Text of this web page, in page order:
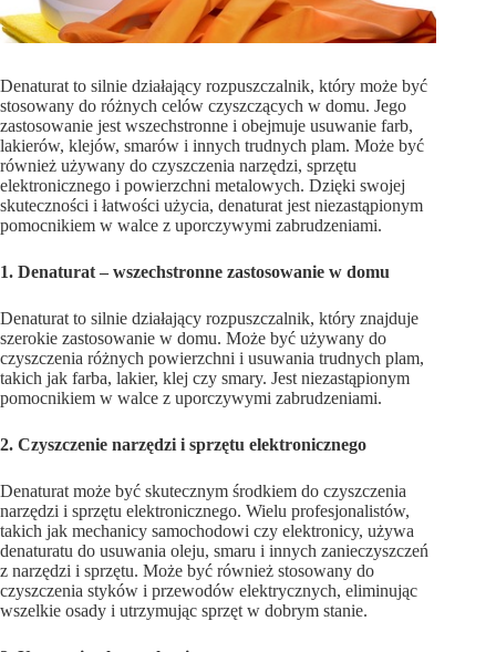
Denaturat to silnie działający rozpuszczalnik, który może być
stosowany do różnych celów czyszczących w domu. Jego
zastosowanie jest wszechstronne i obejmuje usuwanie farb,
lakierów, klejów, smarów i innych trudnych plam. Może być
również używany do czyszczenia narzędzi, sprzętu
elektronicznego i powierzchni metalowych. Dzięki swojej
skuteczności i łatwości użycia, denaturat jest niezastąpionym
pomocnikiem w walce z uporczywymi zabrudzeniami.
1. Denaturat – wszechstronne zastosowanie w domu
Denaturat to silnie działający rozpuszczalnik, który znajduje
szerokie zastosowanie w domu. Może być używany do
czyszczenia różnych powierzchni i usuwania trudnych plam,
takich jak farba, lakier, klej czy smary. Jest niezastąpionym
pomocnikiem w walce z uporczywymi zabrudzeniami.
2. Czyszczenie narzędzi i sprzętu elektronicznego
Denaturat może być skutecznym środkiem do czyszczenia
narzędzi i sprzętu elektronicznego. Wielu profesjonalistów,
takich jak mechanicy samochodowi czy elektronicy, używa
denaturatu do usuwania oleju, smaru i innych zanieczyszczeń
z narzędzi i sprzętu. Może być również stosowany do
czyszczenia styków i przewodów elektrycznych, eliminując
wszelkie osady i utrzymując sprzęt w dobrym stanie.